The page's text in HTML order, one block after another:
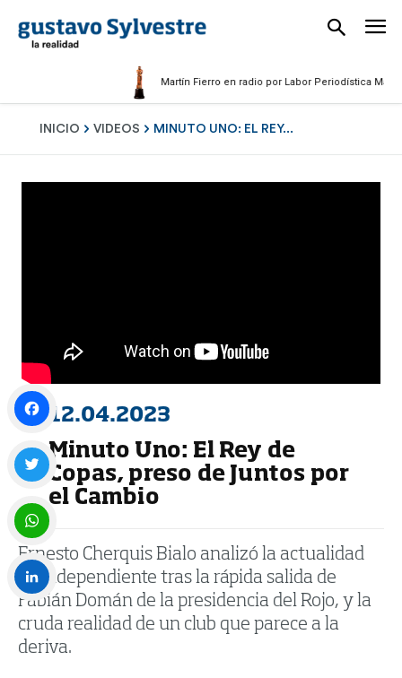
Martín Fierro en radio por Labor Periodística Masculina
INICIO VIDEOS MINUTO UNO: EL REY...
12.04.2023
Minuto Uno: El Rey de
Copas, preso de Juntos por
el Cambio
Ernesto Cherquis Bialo analizó la actualidad
de Independiente tras la rápida salida de
Fabián Domán de la presidencia del Rojo, y la
cruda realidad de un club que parece a la
deriva.
Facebook
Twitter
WhatsApp
LinkedIn